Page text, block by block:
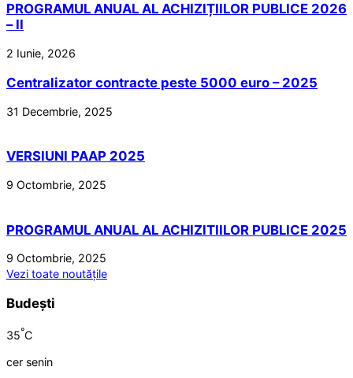
PROGRAMUL ANUAL AL ACHIZIȚIILOR PUBLICE 2026
– II
2 Iunie, 2026
Centralizator contracte peste 5000 euro – 2025
31 Decembrie, 2025
VERSIUNI PAAP 2025
9 Octombrie, 2025
PROGRAMUL ANUAL AL ACHIZITIILOR PUBLICE 2025
9 Octombrie, 2025
Vezi toate noutățile
Budești
35°C
cer senin